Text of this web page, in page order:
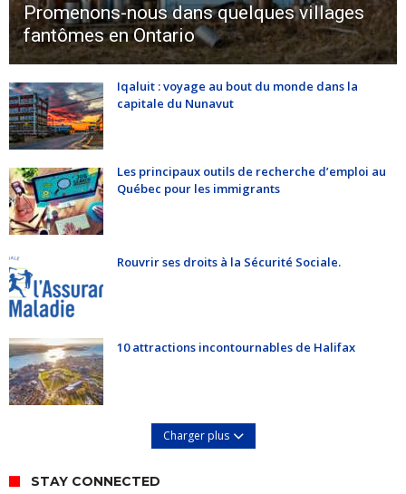
Promenons-nous dans quelques villages
fantômes en Ontario
Iqaluit : voyage au bout du monde dans la
capitale du Nunavut
Les principaux outils de recherche d’emploi au
Québec pour les immigrants
Rouvrir ses droits à la Sécurité Sociale.
10 attractions incontournables de Halifax
Charger plus
STAY CONNECTED